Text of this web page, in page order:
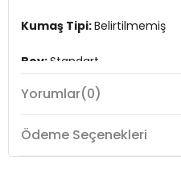
Kumaş Tipi:Belirtilmemiş
Boy:Standart
Kalıp Bilgisi:Regular Fit
Yaş Grubu:Yetişkin
Yorumlar(0)
Ödeme Seçenekleri